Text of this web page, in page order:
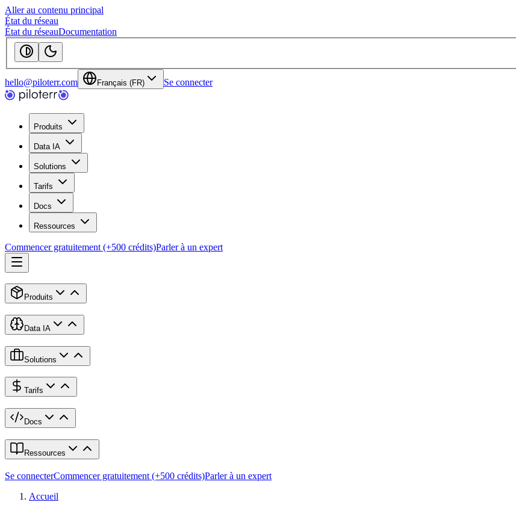
Aller au contenu principal
État du réseau
État du réseauDocumentation
hello@piloterr.com Français (FR) Se connecter
Produits
Data IA
Solutions
Tarifs
Docs
Ressources
Commencer gratuitement (+500 crédits)Parler à un expert
Produits
Data IA
Solutions
Tarifs
Docs
Ressources
Se connecterCommencer gratuitement (+500 crédits)Parler à un expert
Accueil